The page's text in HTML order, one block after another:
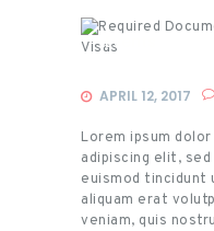
Events
APRIL 12, 2017
Lorem ipsum
adipiscing elit, sed
euismod tincidunt
aliquam erat
veniam, quis